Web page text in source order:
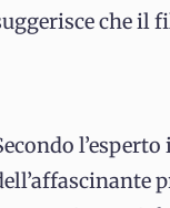
che il